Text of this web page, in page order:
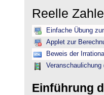
Reelle
Einfache Übung
Applet zur
Beweis der
Veranschaulichung
Einführung